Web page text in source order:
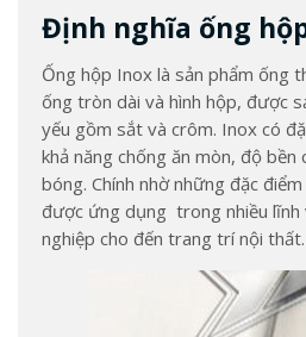
Định nghĩa ống
Ống hộp Inox là sản phẩm ống
ống tròn dài và hình hộp, được
yếu gồm sắt và crôm. Inox có
khả năng chống ăn mòn, độ bền
bóng. Chính nhờ những đặc
được ứng dụng trong nhiều
nghiệp cho đến trang trí nội thất.